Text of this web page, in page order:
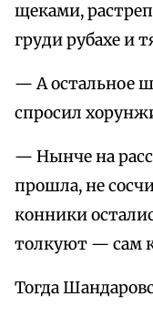
щеками,
груди рубахе и
— А остальное
спросил
— Нынче на
прошла, не
конники
толкуют — сам
Тогда